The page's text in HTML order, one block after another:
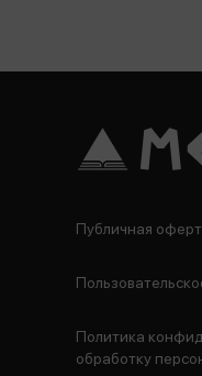
Публичная
Политика
обработку